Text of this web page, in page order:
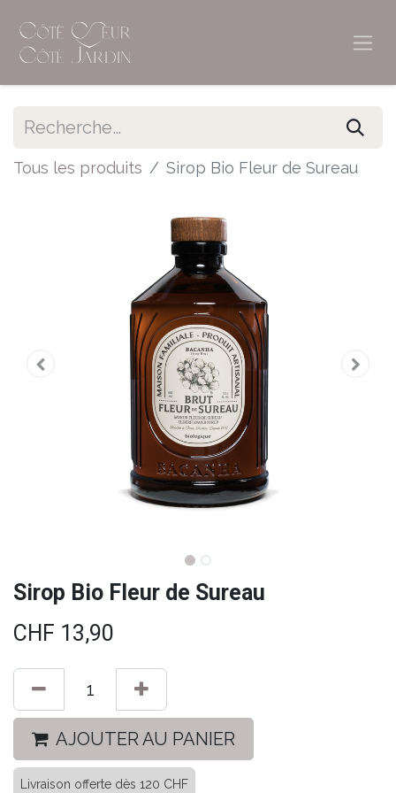
Tous les produits Sirop Bio Fleur de Sureau
Sirop Bio Fleur de Sureau
CHF 13,90
AJOUTER AU PANIER
Livraison offerte dès 120 CHF